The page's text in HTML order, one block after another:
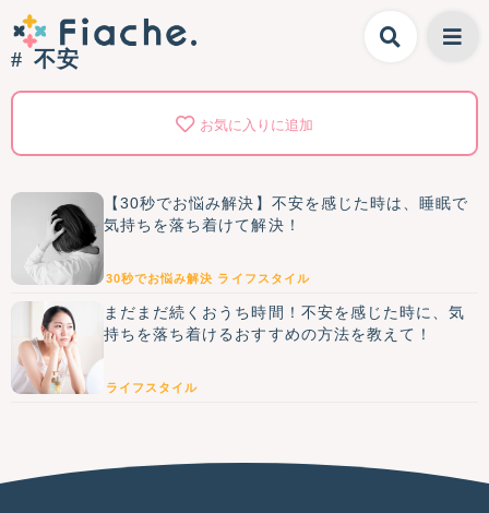
不安
お気に入りに追加
【30秒でお悩み解決】不安を感じた時は、睡眠で
気持ちを落ち着けて解決！
30秒でお悩み解決 ライフスタイル
まだまだ続くおうち時間！不安を感じた時に、気
持ちを落ち着けるおすすめの方法を教えて！
ライフスタイル